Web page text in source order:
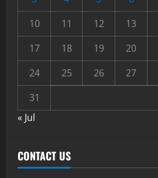
10
11 12 13
17
18 19 20
24
25 26 27
31
« Jul
CONTACT US